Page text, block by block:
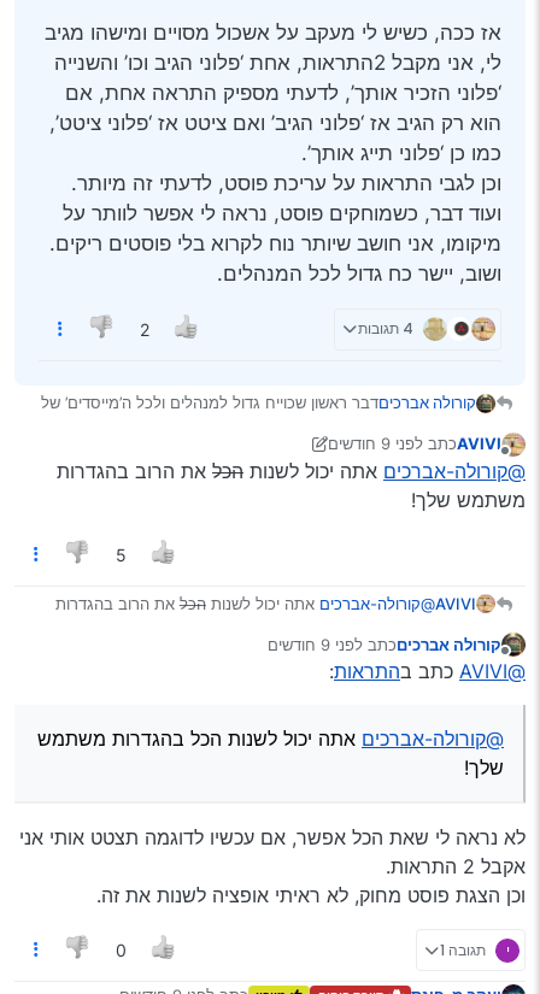
אז ככה, כשיש לי מעקב על אשכול מסויים ומישהו מגיב
לי, אני מקבל 2התראות, אחת ‘פלוני הגיב וכו’ והשנייה
‘פלוני הזכיר אותך’, לדעתי מספיק התראה אחת, אם
הוא רק הגיב אז ‘פלוני הגיב’ ואם ציטט אז ‘פלוני ציטט’,
כמו כן ‘פלוני תייג אותך’.
וכן לגבי התראות על עריכת פוסט, לדעתי זה מיותר.
ועוד דבר, כשמוחקים פוסט, נראה לי אפשר לוותר על
מיקומו, אני חושב שיותר נוח לקרוא בלי פוסטים ריקים.
ושוב, יישר כח גדול לכל המנהלים.
4 תגובות 2
קורולה אברכיםדבר ראשון שכוייח גדול למנהלים ולכל ה’מייסדים’ של
העגלות מהמגזר.
אם יורשה לי, אתן את השקל שלי למען ייעול המקום
אז ככה, כשיש לי מעקב על אשכול מסויים ומישהו מגיב
לי, אני מקבל 2התראות, אחת ‘פלוני הגיב וכו’ והשנייה
וכן לגבי התראות על עריכת פוסט, לדעתי זה מיותר.
מיקומו, אני חושב שיותר נוח לקרוא בלי פוסטים ריקים.
מנותק
AVIVIכתב לפני 9 חודשים
נערך לאחרונה על ידי Klonimoos
@קורולה-אברכים אתה יכול לשנות הכל את הרוב בהגדרות
משתמש שלך!
5
AVIVI@קורולה-אברכים אתה יכול לשנותהכלאת הרוב בהגדרות
מנותק
קורולה אברכיםכתב לפני 9 חודשים
נערך לאחרונה על ידי
@AVIVI כתב בהתראות:
@קורולה-אברכים אתה יכול לשנות הכל בהגדרות משתמש
שלך!
לא נראה לי שאת הכל אפשר, אם עכשיו לדוגמה תצטט אותי אני
אקבל 2 התראות.
וכן הצגת פוסט מחוק, לא ראיתי אופציה לשנות את זה.
י תגובה 1 0